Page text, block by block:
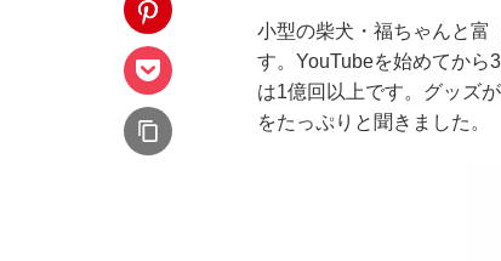
小型の柴犬・福ちゃんと富
す。YouTubeを始めてから
は1億回以上です。グッズ
をたっぷりと聞きました。